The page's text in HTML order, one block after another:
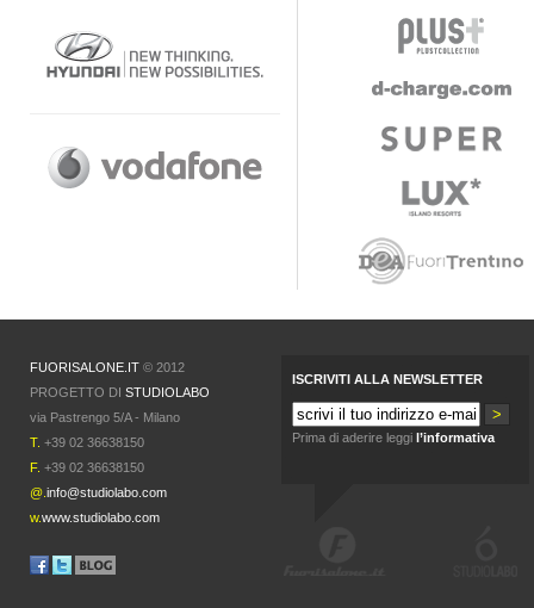
FUORISALONE.IT © 2012
PROGETTO DI STUDIOLABO
via Pastrengo 5/A - Milano
T. +39 02 36638150
F. +39 02 36638150
@. info@studiolabo.com
w.www.studiolabo.com
ISCRIVITI ALLA NEWSLETTER
Prima di aderire leggi l’informativa